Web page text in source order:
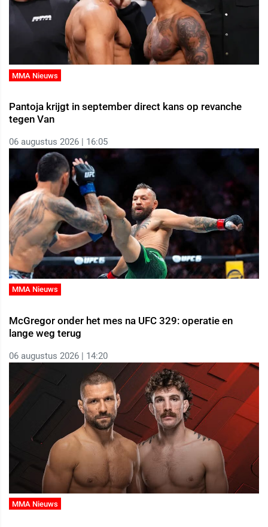
MMA Nieuws
Pantoja krijgt in september direct kans op revanche
tegen Van
06 augustus 2026 | 16:05
MMA Nieuws
McGregor onder het mes na UFC 329: operatie en
lange weg terug
06 augustus 2026 | 14:20
MMA Nieuws